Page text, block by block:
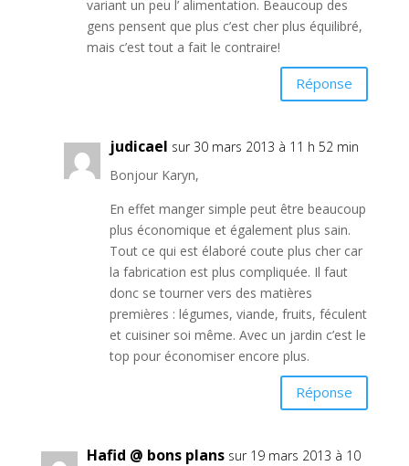
variant un peu l’ alimentation. Beaucoup des
gens pensent que plus c’est cher plus équilibré,
mais c’est tout a fait le contraire!
Réponse
judicael sur 30 mars 2013 à 11 h 52 min
Bonjour Karyn,
En effet manger simple peut être beaucoup
plus économique et également plus sain.
Tout ce qui est élaboré coute plus cher car
la fabrication est plus compliquée. Il faut
donc se tourner vers des matières
premières : légumes, viande, fruits, féculent
et cuisiner soi même. Avec un jardin c’est le
top pour économiser encore plus.
Réponse
Hafid @ bons plans sur 19 mars 2013 à 10